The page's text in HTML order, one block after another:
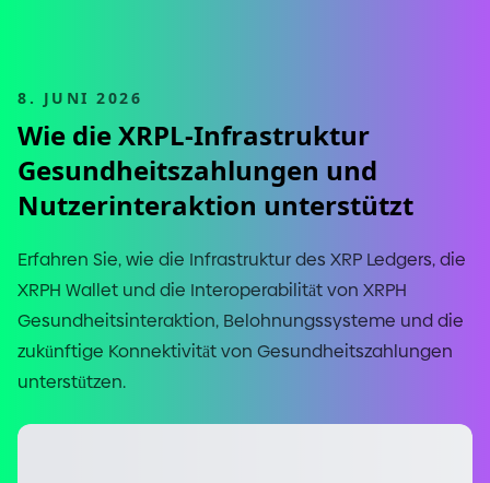
8. JUNI 2026
Wie die XRPL-Infrastruktur
Gesundheitszahlungen und
Nutzerinteraktion unterstützt
Erfahren Sie, wie die Infrastruktur des XRP Ledgers, die
XRPH Wallet und die Interoperabilität von XRPH
Gesundheitsinteraktion, Belohnungssysteme und die
zukünftige Konnektivität von Gesundheitszahlungen
unterstützen.